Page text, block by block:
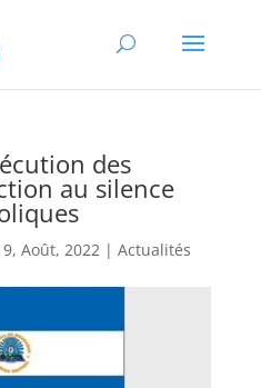
des
au silence
Août, 2022| Actualités